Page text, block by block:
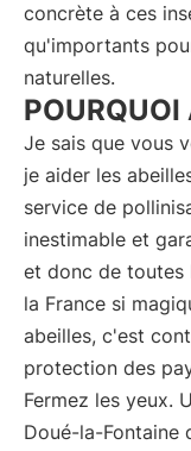
concrète à ces
qu'importants
naturelles.
POURQUOI
Je sais que vous
je aider les
service de
inestimable et
et donc de toutes
la France si
abeilles, c'est
protection des
Fermez les yeux.
Doué-la-Fontaine